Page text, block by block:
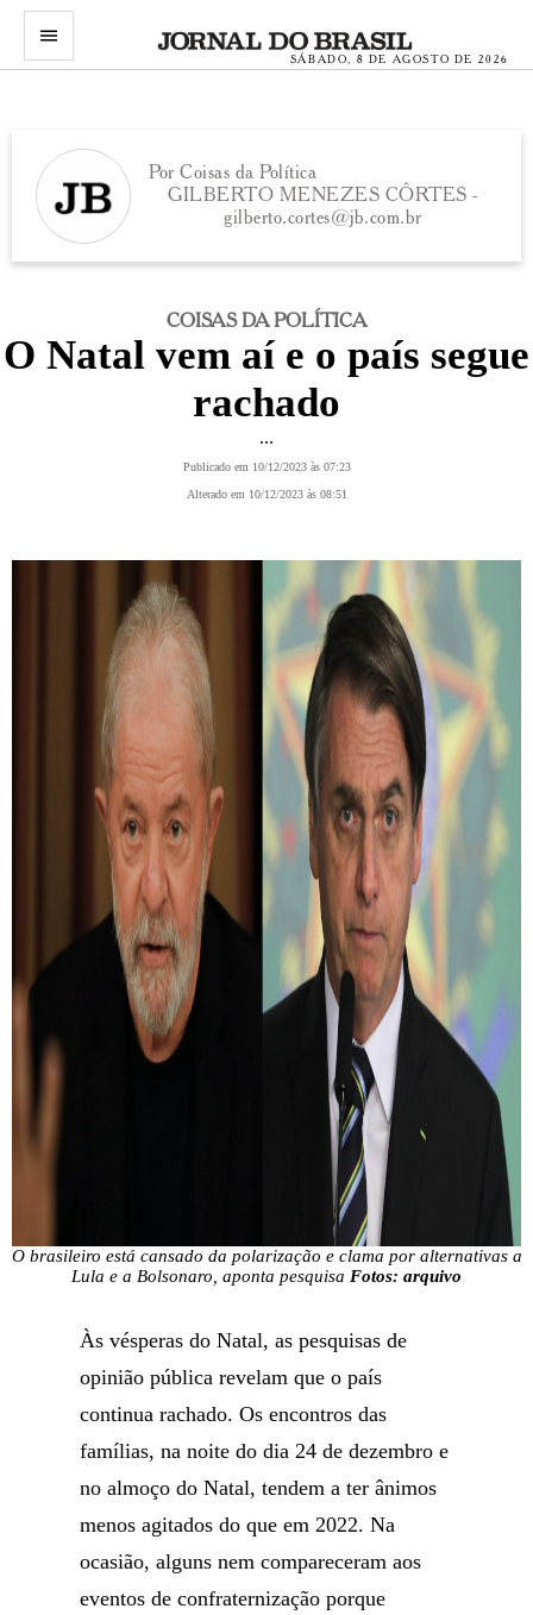
menu
SÁBADO, 8 DE AGOSTO DE 2026
Por Coisas da Política
GILBERTO MENEZES CÔRTES -
gilberto.cortes@jb.com.br
COISAS DA POLÍTICA
O Natal vem aí e o país segue
rachado
...
Publicado em 10/12/2023 às 07:23
Alterado em 10/12/2023 às 08:51
O brasileiro está cansado da polarização e clama por alternativas a
Lula e a Bolsonaro, aponta pesquisa Fotos: arquivo
Às vésperas do Natal, as pesquisas de
opinião pública revelam que o país
continua rachado. Os encontros das
famílias, na noite do dia 24 de dezembro e
no almoço do Natal, tendem a ter ânimos
menos agitados do que em 2022. Na
ocasião, alguns nem compareceram aos
eventos de confraternização porque